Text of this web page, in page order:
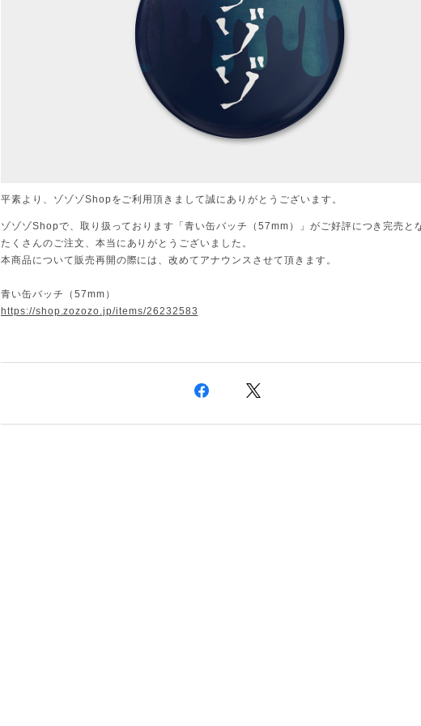
平素より、ゾゾゾShopをご利用頂きまして誠にありがとうございます。
ゾゾゾShopで、取り扱っております「青い缶バッチ（57mm）」がご好評につき完売と
たくさんのご注文、本当にありがとうございました。
本商品について販売再開の際には、改めてアナウンスさせて頂きます。
青い缶バッチ（57mm）
https://shop.zozozo.jp/items/26232583